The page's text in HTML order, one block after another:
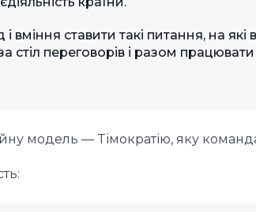
вміння ставити такі питання, на
стіл переговорів і разом
модель — Tімократію, яку